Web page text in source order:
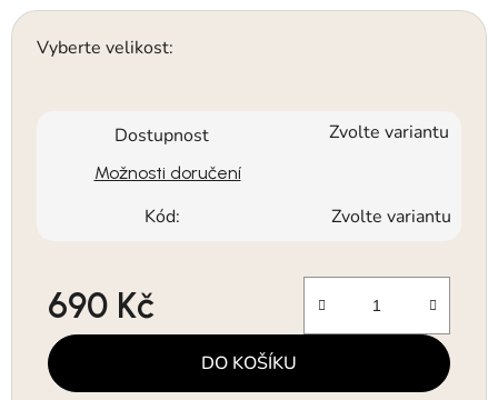
Vyberte velikost:
Dostupnost Zvolte variantu
Možnosti doručení
Kód: Zvolte variantu
690 Kč
Měrná cena:
DO KOŠÍKU